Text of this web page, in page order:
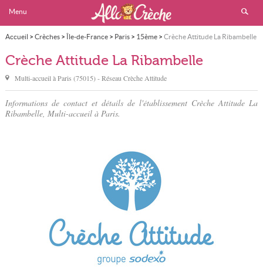
Menu
Accueil > Crèches> Île-de-France> Paris> 15ème> Crèche Attitude La Ribambelle
Crèche Attitude La Ribambelle
Multi-accueil àParis (75015) - Réseau Crèche Attitude
Informations de contact et détails de l'établissement Crèche Attitude La
Ribambelle, Multi-accueil à Paris.